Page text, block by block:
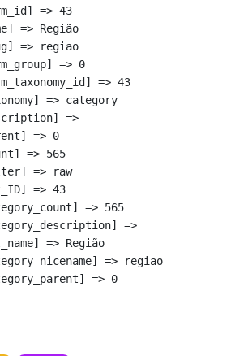
=> 43
=> Região
=> regiao
=> 0
=> 43
=> category
=>
=> 0
=> 565
=> raw
=> 43
=> 565
=>
=> Região
=> regiao
=> 0